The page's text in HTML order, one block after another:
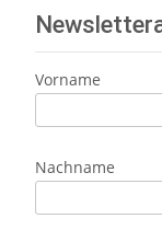
Vorname
Nachname